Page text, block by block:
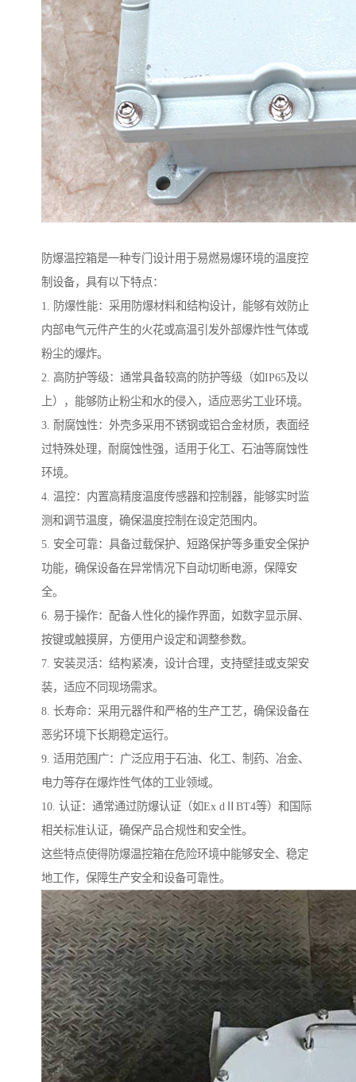
防爆温控箱是一种专门设计用于易燃易爆环境的温度控
制设备，具有以下特点：
1. 防爆性能：采用防爆材料和结构设计，能够有效防止
内部电气元件产生的火花或高温引发外部爆炸性气体或
粉尘的爆炸。
2. 高防护等级：通常具备较高的防护等级（如IP65及以
上），能够防止粉尘和水的侵入，适应恶劣工业环境。
3. 耐腐蚀性：外壳多采用不锈钢或铝合金材质，表面经
过特殊处理，耐腐蚀性强，适用于化工、石油等腐蚀性
环境。
4. 温控：内置高精度温度传感器和控制器，能够实时监
测和调节温度，确保温度控制在设定范围内。
5. 安全可靠：具备过载保护、短路保护等多重安全保护
功能，确保设备在异常情况下自动切断电源，保障安
全。
6. 易于操作：配备人性化的操作界面，如数字显示屏、
按键或触摸屏，方便用户设定和调整参数。
7. 安装灵活：结构紧凑，设计合理，支持壁挂或支架安
装，适应不同现场需求。
8. 长寿命：采用元器件和严格的生产工艺，确保设备在
恶劣环境下长期稳定运行。
9. 适用范围广：广泛应用于石油、化工、制药、冶金、
电力等存在爆炸性气体的工业领域。
10. 认证：通常通过防爆认证（如Ex dⅡBT4等）和国际
相关标准认证，确保产品合规性和安全性。
这些特点使得防爆温控箱在危险环境中能够安全、稳定
地工作，保障生产安全和设备可靠性。